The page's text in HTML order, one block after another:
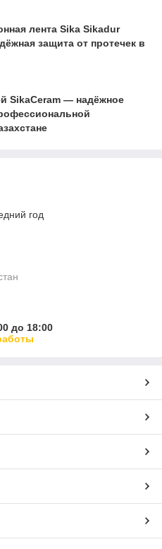
лента Sika Sikadur
защита от протечек в
SikaCeram — надёжное
год
до 18:00